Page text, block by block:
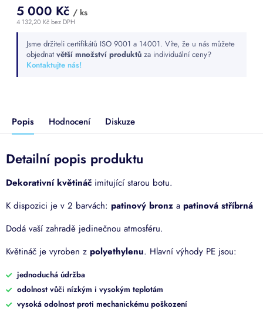
5 000 Kč / ks
4 132,20 Kč bez DPH
cena:Jsme držiteli certifikátů ISO 9001 a 14001. Víte, že u nás můžete
objednat větší množství produktů za individuální ceny?
Kontaktujte nás!
Popis Hodnocení Diskuze
Detailní popis produktu
Dekorativní květináč imitující starou botu.
K dispozici je v 2 barvách: patinový bronz a patinová stříbrná
Dodá vaší zahradě jedinečnou atmosféru.
Květináč je vyroben z polyethylenu. Hlavní výhody PE jsou:
jednoduchá údržba
odolnost vůči nízkým i vysokým teplotám
vysoká odolnost proti mechanickému poškození